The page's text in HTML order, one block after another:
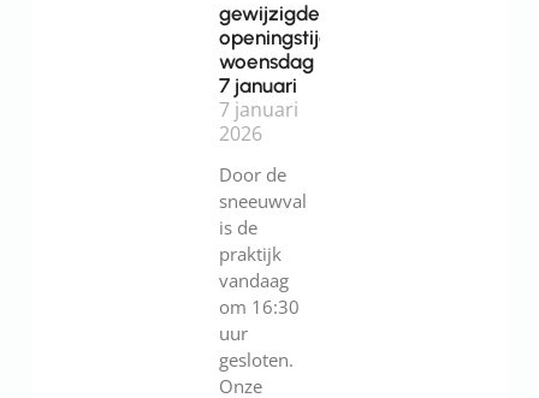
gewijzigde
openingstijden
woensdag
7 januari
7 januari
2026
Door de
sneeuwval
is de
praktijk
vandaag
om 16:30
uur
gesloten.
Onze